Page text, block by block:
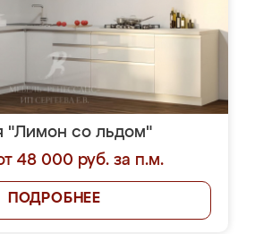
"Лимон со льдом"
48 000 руб. за п.м.
ПОДРОБНЕЕ